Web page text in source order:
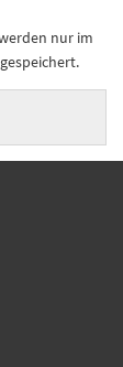
nur im